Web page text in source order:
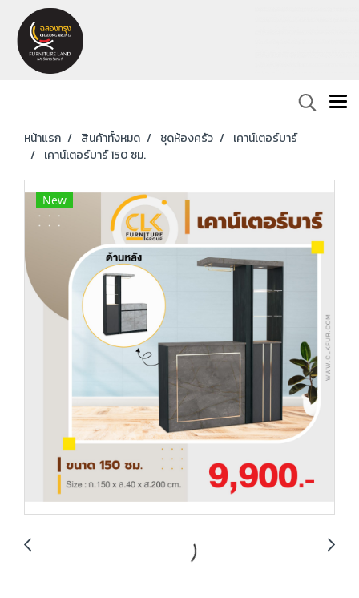
หน้าแรก สินค้าทั้งหมด ชุดห้องครัว
เคาน์เตอร์บาร์
เคาน์เตอร์บาร์ 150 ซม.
New